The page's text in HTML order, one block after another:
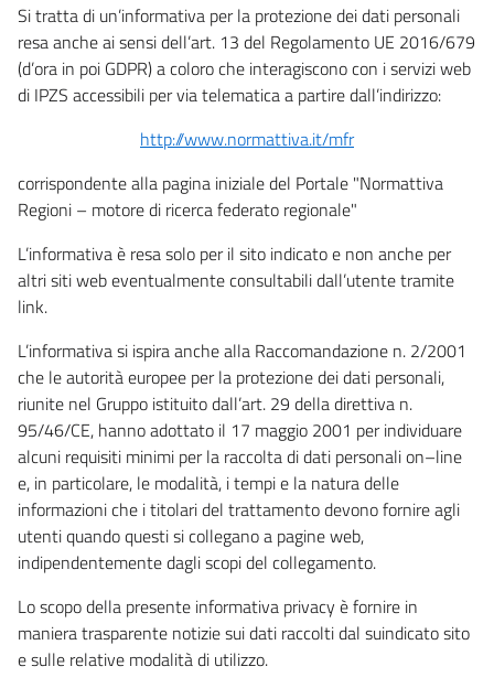
Si tratta di un’informativa per la protezione dei dati personali
resa anche ai sensi dell’art. 13 del Regolamento UE 2016/679
(d’ora in poi GDPR) a coloro che interagiscono con i servizi web
di IPZS accessibili per via telematica a partire dall’indirizzo:
http://www.normattiva.it/mfr
corrispondente alla pagina iniziale del Portale "Normattiva
Regioni – motore di ricerca federato regionale"
L’informativa è resa solo per il sito indicato e non anche per
altri siti web eventualmente consultabili dall’utente tramite
link.
L’informativa si ispira anche alla Raccomandazione n. 2/2001
che le autorità europee per la protezione dei dati personali,
riunite nel Gruppo istituito dall’art. 29 della direttiva n.
95/46/CE, hanno adottato il 17 maggio 2001 per individuare
alcuni requisiti minimi per la raccolta di dati personali on–line
e, in particolare, le modalità, i tempi e la natura delle
informazioni che i titolari del trattamento devono fornire agli
utenti quando questi si collegano a pagine web,
indipendentemente dagli scopi del collegamento.
Lo scopo della presente informativa privacy è fornire in
maniera trasparente notizie sui dati raccolti dal suindicato sito
e sulle relative modalità di utilizzo.